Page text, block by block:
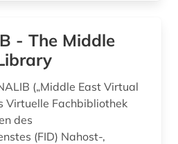
- The Middle
(„Middle East Virtual
Virtuelle Fachbibliothek
des
(FID) Nahost-,